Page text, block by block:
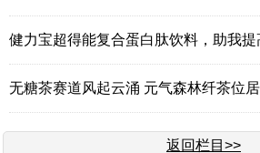
健力宝超得能复合蛋白肽饮料，助我
无糖茶赛道风起云涌 元气森林纤茶位
返回栏目>>